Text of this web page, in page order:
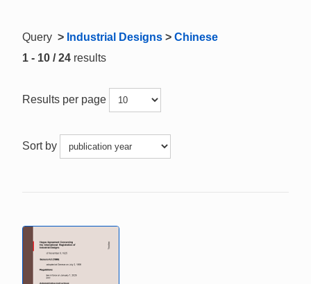
Query > Industrial Designs > Chinese
1 - 10 / 24 results
Results per page
Sort by